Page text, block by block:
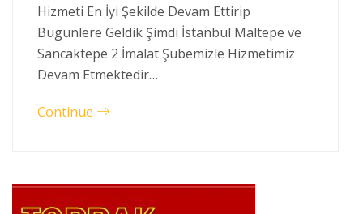
Hizmeti En İyi Şekilde Devam Ettirip
Bugünlere Geldik Şimdi İstanbul Maltepe ve
Sancaktepe 2 İmalat Şubemizle Hizmetimiz
Devam Etmektedir…
Continue